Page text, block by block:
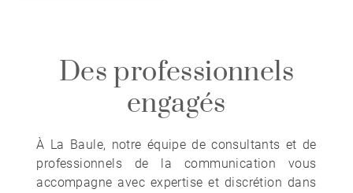
Des professionnels
engagés
À La Baule, notre équipe de consultants et de
professionnels de la communication vous
accompagne avec expertise et discrétion dans